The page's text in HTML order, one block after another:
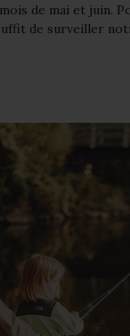
de mai et juin.
de surveiller